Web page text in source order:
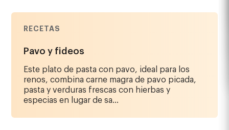
RECETAS
Pavo y fideos
Este plato de pasta con pavo, ideal para los
renos, combina carne magra de pavo picada,
pasta y verduras frescas con hierbas y
especias en lugar de sa...